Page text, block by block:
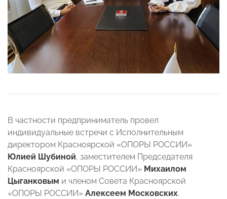
В частности предприниматель провел
индивидуальные встречи с Исполнительным
директором Красноярской «ОПОРЫ РОССИИ»
Юлией Шубиной, заместителем Председателя
Красноярской «ОПОРЫ РОССИИ» Михаилом
Цыганковым и членом Совета Красноярской
«ОПОРЫ РОССИИ» Алексеем Московских.